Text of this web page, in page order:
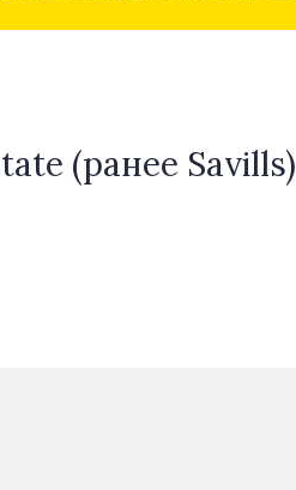
(ранее Savills)